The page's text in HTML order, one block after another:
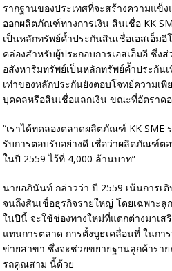
รากฐานของประเทศที่จะสร้างความแข็
ออกผลิตภัณฑ์ทางการเงิน สินเชื่อ KK
เป็นหลักทรัพย์ค้ำประกันสินเชื่อเอสเอ็ม
คล่องสำหรับผู้ประกอบการเอสเอ็มอี ซึ่ง
อสังหาริมทรัพย์เป็นหลักทรัพย์ค้ำประกัน
เท่าของหลักประกันยังตอบโจทย์ความเ
บุคคลหรือสินเชื่อแลกเงิน ขณะที่อัตราด
“เราได้ทดลองตลาดผลิตภัณฑ์ KK SME
รับการตอบรับอย่างดี เชื่อว่าผลิตภัณฑ์ต
ในปี 2559 ไว้ที่ 4,000 ล้านบาท”
นายอภินันท์ กล่าวว่า ปี 2559 เน้นการเ
จนถึงสินเชื่อธุรกิจรายใหญ่ โดยเฉพาะ
ในปีนี้ จะใช้ช่องทางใหม่ที่แตกต่างมาเ
แทนการตลาด การตั้งบูธเคลื่อนที่ ในกา
ข่ายสาขา ซึ่งจะช่วยขยายฐานลูกค้ารา
รถคูณสาม นี้ด้วย